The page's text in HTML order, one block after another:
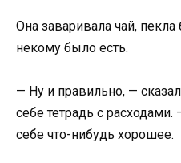
Она заваривала чай,
некому было есть.
— Ну и правильно, —
себе тетрадь с расходами.
себе что-нибудь хорошее.